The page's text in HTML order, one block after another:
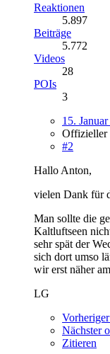
Reaktionen
5.897
Beiträge
5.772
Videos
28
POIs
3
15.
Offizieller
#2
Hallo Anton,
vielen Dank für
Man sollte die
Kaltluftseen
sehr spät der
sich dort umso
wir erst näher
LG
Nächster
Zitieren